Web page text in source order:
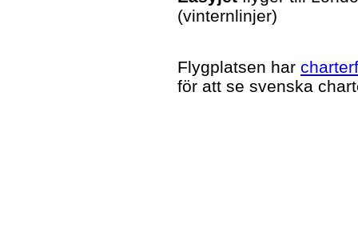
(vinternlinjer)
Flygplatsen har
för att se svenska